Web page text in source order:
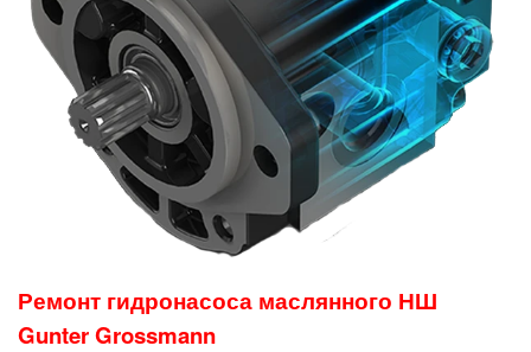
Ремонт гидронасоса маслянного НШ
Gunter Grossmann